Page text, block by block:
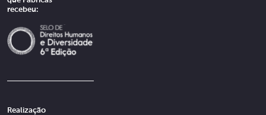
recebeu:
Realização